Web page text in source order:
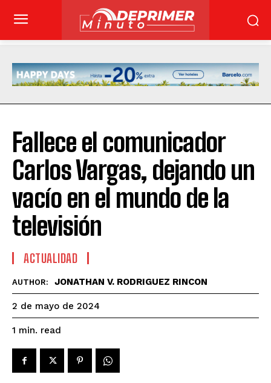
Fallece el comunicador
Carlos Vargas, dejando un
vacío en el mundo de la
televisión
ACTUALIDAD
AUTHOR: JONATHAN V. RODRIGUEZ RINCON
2 de mayo de 2024
1 min. read